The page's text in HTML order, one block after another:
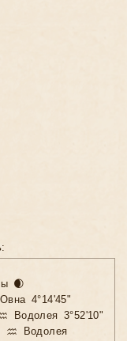
🌒
4°14'45"
Водолея 3°52'10"
♒ Водолея